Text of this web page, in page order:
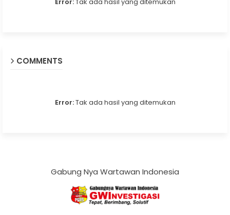
Error:Tak ada hasil yang ditemukan
COMMENTS
Error:Tak ada hasil yang ditemukan
Gabung Nya Wartawan Indonesia